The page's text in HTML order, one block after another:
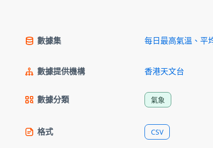
數據集 每日最高氣溫、平
數據提供機構 香港天文台
數據分類 氣象
格式 CSV